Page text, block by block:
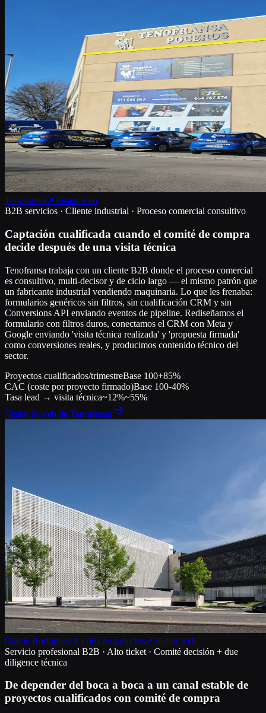
Tenofransa↗ visitar web
B2B servicios · Cliente industrial · Proceso comercial consultivo
Captación cualificada cuando el comité de compra
decide después de una visita técnica
Tenofransa trabaja con un cliente B2B donde el proceso comercial
es consultivo, multi-decisor y de ciclo largo — el mismo patrón que
un fabricante industrial vendiendo maquinaria. Lo que les frenaba:
formularios genéricos sin filtros, sin cualificación CRM y sin
Conversions API enviando eventos de pipeline. Rediseñamos el
formulario con filtros duros, conectamos el CRM con Meta y
Google enviando 'visita técnica realizada' y 'propuesta firmada'
como conversiones reales, y producimos contenido técnico del
sector.
Proyectos cualificados/trimestreBase 100+85%
CAC (coste por proyecto firmado)Base 100-40%
Tasa lead → visita técnica~12%~55%
Visitar la web de Tenofransa
García Rodríguez Alcoba Arquitectos↗ visitar web
Servicio profesional B2B · Alto ticket · Comité decisión + due
diligence técnica
De depender del boca a boca a un canal estable de
proyectos cualificados con comité de compra